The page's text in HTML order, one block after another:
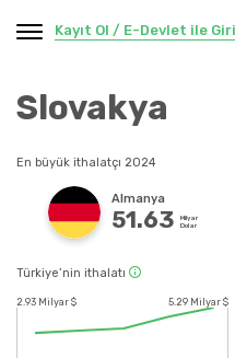
Kayıt Ol / E-Devlet ile
Slovakya
En büyük ithalatçı 2024
Almanya
51.63
Milyar
Dolar
Türkiye’nin ithalatı
2.93 Milyar $ 5.29 Milyar $